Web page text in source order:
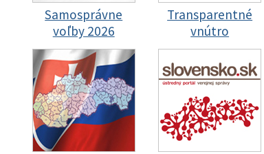
Samosprávne
voľby 2026
Transparentné
vnútro